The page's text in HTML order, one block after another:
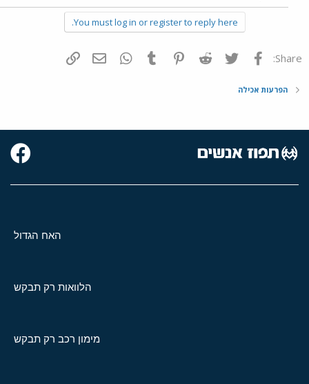
You must log in or register to reply here.
Share: פייסבוק Twitter
Reddit
Pinterest
Tumblr
WhatsAppדואר אלקטרוני
הפרעות אכילה
האח הגדול
הלוואות רק תבקש
מימון רכב רק תבקש